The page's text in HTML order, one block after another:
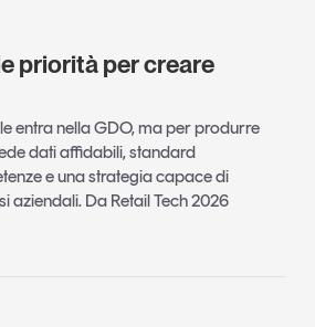
priorità per creare
entra nella GDO, ma per produrre
dati affidabili, standard
e una strategia capace di
aziendali. Da Retail Tech 2026